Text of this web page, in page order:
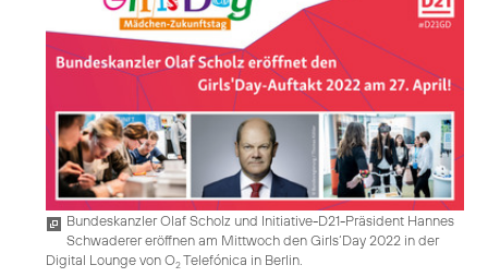
Bundeskanzler Olaf Scholz und Initiative-D21-Präsident Hannes
Schwaderer eröffnen am Mittwoch den Girls‘Day 2022 in der
Digital Lounge von O2Telefónica in Berlin.